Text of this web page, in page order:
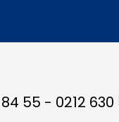
55 - 0212 630